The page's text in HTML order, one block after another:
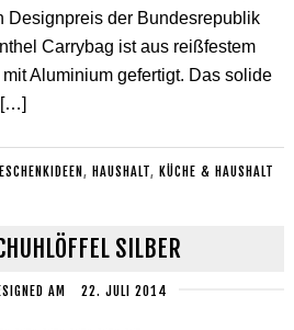
der Bundesrepublik
Carrybag ist aus reißfestem
Aluminium gefertigt. Das solide
[…]
, HAUSHALT, KÜCHE & HAUSHALT
SILBER
AM 22. JULI 2014